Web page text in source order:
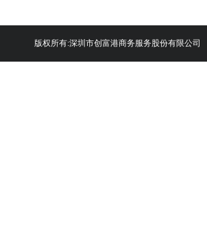
版权所有:深圳市创富港商务服务股份有限公